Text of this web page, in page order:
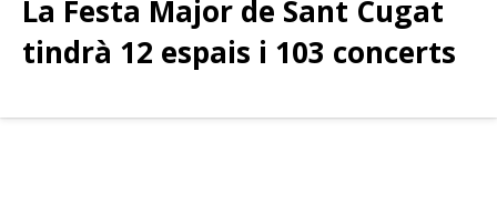
La Festa Major de Sant Cugat
tindrà 12 espais i 103 concerts